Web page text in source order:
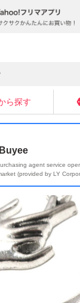
ら探す
agent service
(provided by LY